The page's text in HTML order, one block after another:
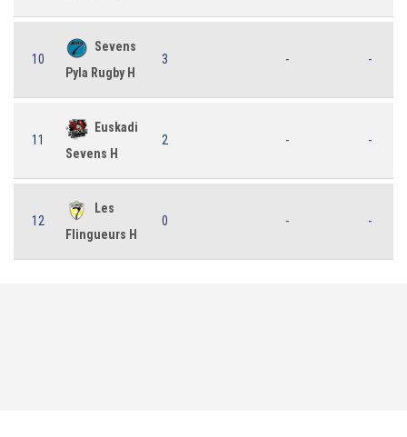
10
Sevens
Pyla Rugby H
3 - -
11
Euskadi
Sevens H
2 - -
12
Les
Flingueurs H
0 - -